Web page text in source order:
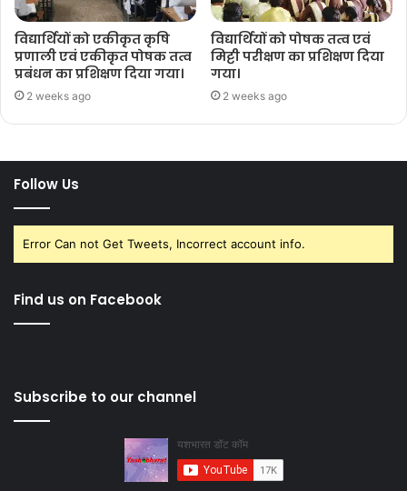
विद्यार्थियों को एकीकृत कृषि
प्रणाली एवं एकीकृत पोषक तत्व
प्रबंधन का प्रशिक्षण दिया गया।
2 weeks ago
विद्यार्थियों को पोषक तत्व एवं
मिट्टी परीक्षण का प्रशिक्षण दिया
गया।
2 weeks ago
Follow Us
Error Can not Get Tweets, Incorrect account info.
Find us on Facebook
Subscribe to our channel